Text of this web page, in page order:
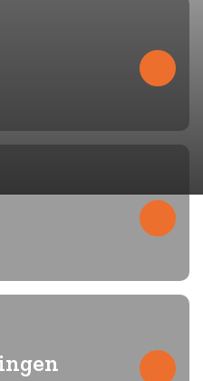
onderhoud en analyse van